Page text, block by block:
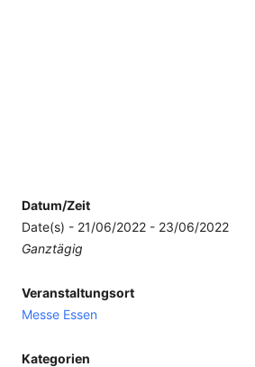
Datum/Zeit
Date(s) - 21/06/2022 - 23/06/2022
Ganztägig
Veranstaltungsort
Messe Essen
Kategorien